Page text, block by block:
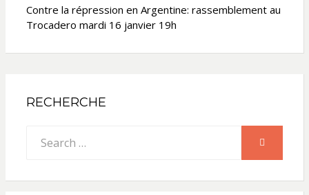
Contre la répression en Argentine: rassemblement au
Trocadero mardi 16 janvier 19h
RECHERCHE
for:
SEARCH